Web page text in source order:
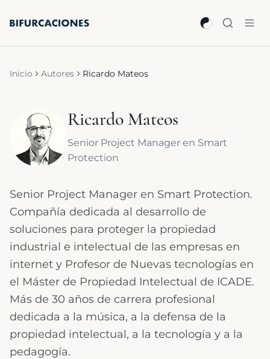
Inicio Autores Ricardo Mateos
Ricardo Mateos
Senior Project Manager en Smart
Protection
Senior Project Manager en Smart Protection.
Compañía dedicada al desarrollo de
soluciones para proteger la propiedad
industrial e intelectual de las empresas en
internet y Profesor de Nuevas tecnologías en
el Máster de Propiedad Intelectual de ICADE.
Más de 30 años de carrera profesional
dedicada a la música, a la defensa de la
propiedad intelectual, a la tecnología y a la
pedagogía.